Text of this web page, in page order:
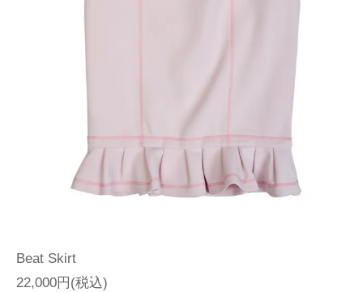
Beat Skirt
22,000円(税込)